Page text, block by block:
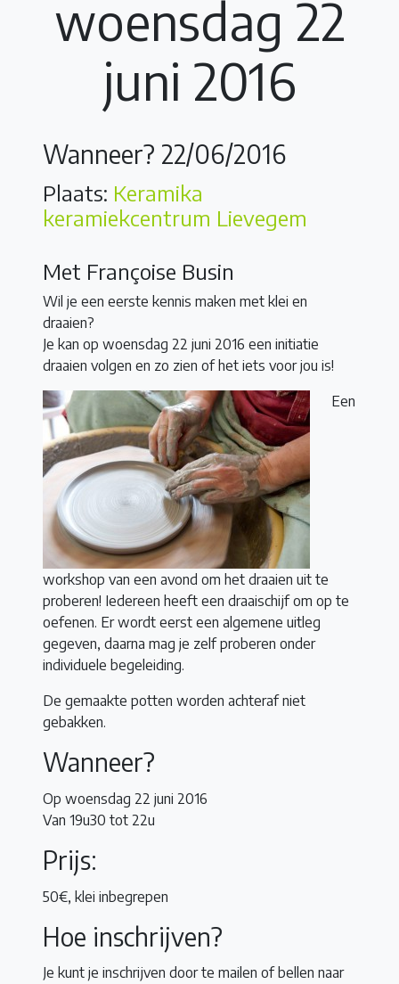
woensdag 22
juni 2016
Wanneer? 22/06/2016
Plaats: Keramika
keramiekcentrum Lievegem
Met Françoise Busin
Wil je een eerste kennis maken met klei en
draaien?
Je kan op woensdag 22 juni 2016 een initiatie
draaien volgen en zo zien of het iets voor jou is!
Een
workshop van een avond om het draaien uit te
proberen! Iedereen heeft een draaischijf om op te
oefenen. Er wordt eerst een algemene uitleg
gegeven, daarna mag je zelf proberen onder
individuele begeleiding.
De gemaakte potten worden achteraf niet
gebakken.
Wanneer?
Op woensdag 22 juni 2016
Van 19u30 tot 22u
Prijs:
50€, klei inbegrepen
Hoe inschrijven?
Je kunt je inschrijven door te mailen of bellen naar